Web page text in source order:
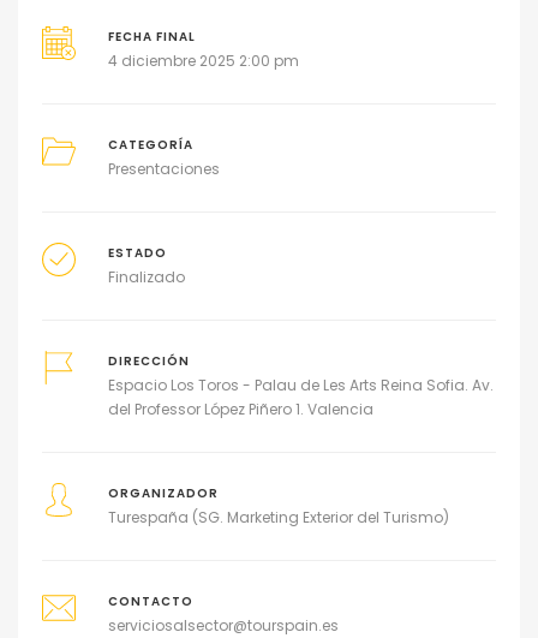
FECHA FINAL
4 diciembre 2025 2:00 pm
ESTADO
Finalizado
ORGANIZADOR
Turespaña (SG. Marketing Exterior del Turismo)
CATEGORÍA
Presentaciones
DIRECCIÓN
Espacio Los Toros - Palau de Les Arts Reina Sofia. Av.
del Professor López Piñero 1. Valencia
CONTACTO
serviciosalsector@tourspain.es